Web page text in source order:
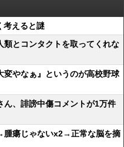
えると謎
類とコンタクトを取ってくれな
変やなぁ』というのが高校野球
ん、誹謗中傷コメントが1万件
腫瘍じゃないx2→正常な脳を摘